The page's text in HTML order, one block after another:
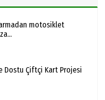
motosiklet
Dostu Çiftçi Kart Projesi